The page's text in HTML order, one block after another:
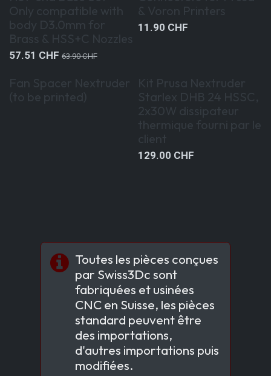
Only compatible with
body D3.0mm for
Brass & HSS+C Nozzles
57.51 CHF 63.90CHF
& Voron Printers
11.90 CHF
Fan Spacer Nextruder
(to be printed)
Kit Prusa Nextruder
Starlex DHB 24 HSSC,
2x30W dissipateur
thermique fourni par le
client
129.00 CHF
Toutes les pièces conçues
par Swiss3Dc sont
fabriquées et usinées
CNC en Suisse, les pièces
standard peuvent être
des importations,
d'autres importations puis
modifiées.